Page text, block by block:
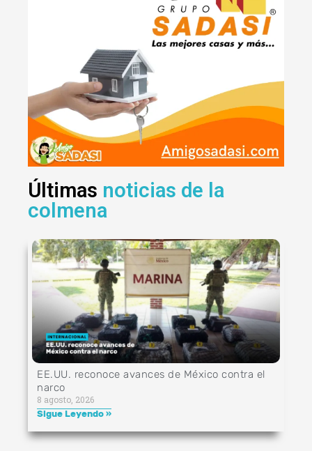
Últimas noticias de la
colmena
EE.UU. reconoce avances de México contra el
narco
8 agosto, 2026
Sigue Leyendo »